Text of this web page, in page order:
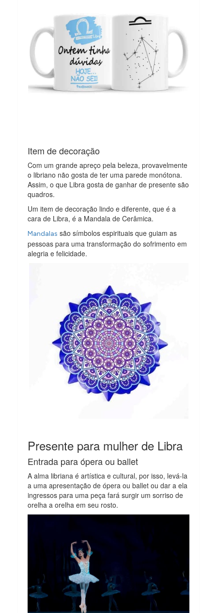
Item de decoração
Com um grande apreço pela beleza, provavelmente
o libriano não gosta de ter uma parede monótona.
Assim, o que Libra gosta de ganhar de presente são
quadros.
Um item de decoração lindo e diferente, que é a
cara de Libra, é a Mandala de Cerâmica.
Mandalas são símbolos espirituais que guiam as
pessoas para uma transformação do sofrimento em
alegria e felicidade.
Presente para mulher de Libra
Entrada para ópera ou ballet
A alma libriana é artística e cultural, por isso, levá-la
a uma apresentação de ópera ou ballet ou dar a ela
ingressos para uma peça fará surgir um sorriso de
orelha a orelha em seu rosto.